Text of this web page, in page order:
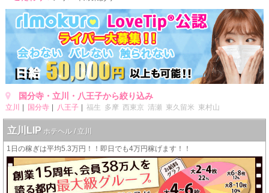
国分寺・立川・八王子から絞り込み
立川 国分寺 八王子 福生 多摩 西東京 清瀬 東久留米 東村山
立川LIP ホテヘル / 立川
1日の稼ぎは平均5.3万円！！即日でも4万円稼げます！！